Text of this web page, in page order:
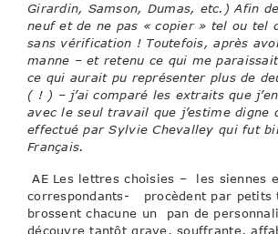
Girardin, Samson, Dumas, etc.) Afin
neuf et de ne pas « copier » tel ou tel
sans vérification ! Toutefois, après
manne – et retenu ce qui me
ce qui aurait pu représenter plus de
( ! ) – j’ai comparé les extraits que
avec le seul travail que j’estime digne
effectué par Sylvie Chevalley qui fut
Français.
AE Les lettres choisies – les siennes
correspondants- procèdent par
brossent chacune un pan de
découvre tantôt grave, souffrante,